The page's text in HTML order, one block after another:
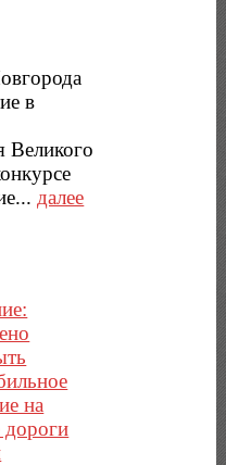
в
Великого
далее
на
дороги